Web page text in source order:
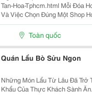
Tan-Hoa-Tphcm.html Mỗi Đóa Hoa Là Một Câu Chuyện,
Và Việc Chọn Đúng Một Shop
Hoà Tphcm Đáng Tin Cậy Sẽ
Đó Một Cách Hoàn Hảo. Tại
Toàn quốc
Quán Lẩu Bò Sửu Ngon
Những Món Lẩu Từ Lâu Đã Trở
Khẩu Của Thực Khách Sành